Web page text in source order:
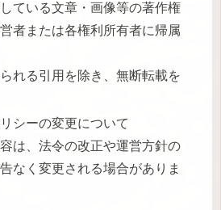
ている文章・画像等の著作権
者または各権利所有者に帰属
れる引用を除き、無断転載を
シーの変更について
は、法令の改正や運営方針の
なく変更される場合がありま